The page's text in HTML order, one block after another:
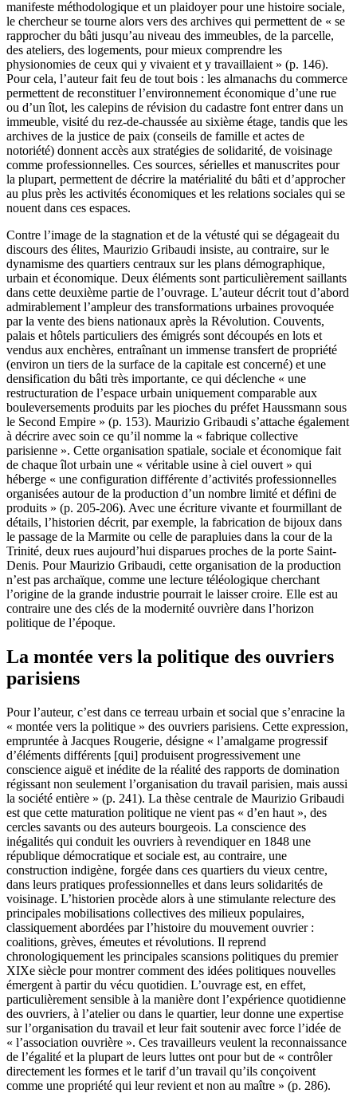
manifeste méthodologique et un plaidoyer pour une histoire sociale,
le chercheur se tourne alors vers des archives qui permettent de « se
rapprocher du bâti jusqu’au niveau des immeubles, de la parcelle,
des ateliers, des logements, pour mieux comprendre les
physionomies de ceux qui y vivaient et y travaillaient » (p. 146).
Pour cela, l’auteur fait feu de tout bois : les almanachs du commerce
permettent de reconstituer l’environnement économique d’une rue
ou d’un îlot, les calepins de révision du cadastre font entrer dans un
immeuble, visité du rez-de-chaussée au sixième étage, tandis que les
archives de la justice de paix (conseils de famille et actes de
notoriété) donnent accès aux stratégies de solidarité, de voisinage
comme professionnelles. Ces sources, sérielles et manuscrites pour
la plupart, permettent de décrire la matérialité du bâti et d’approcher
au plus près les activités économiques et les relations sociales qui se
nouent dans ces espaces.
Contre l’image de la stagnation et de la vétusté qui se dégageait du
discours des élites, Maurizio Gribaudi insiste, au contraire, sur le
dynamisme des quartiers centraux sur les plans démographique,
urbain et économique. Deux éléments sont particulièrement saillants
dans cette deuxième partie de l’ouvrage. L’auteur décrit tout d’abord
admirablement l’ampleur des transformations urbaines provoquée
par la vente des biens nationaux après la Révolution. Couvents,
palais et hôtels particuliers des émigrés sont découpés en lots et
vendus aux enchères, entraînant un immense transfert de propriété
(environ un tiers de la surface de la capitale est concerné) et une
densification du bâti très importante, ce qui déclenche « une
restructuration de l’espace urbain uniquement comparable aux
bouleversements produits par les pioches du préfet Haussmann sous
le Second Empire » (p. 153). Maurizio Gribaudi s’attache également
à décrire avec soin ce qu’il nomme la « fabrique collective
parisienne ». Cette organisation spatiale, sociale et économique fait
de chaque îlot urbain une « véritable usine à ciel ouvert » qui
héberge « une configuration différente d’activités professionnelles
organisées autour de la production d’un nombre limité et défini de
produits » (p. 205‑206). Avec une écriture vivante et fourmillant de
détails, l’historien décrit, par exemple, la fabrication de bijoux dans
le passage de la Marmite ou celle de parapluies dans la cour de la
Trinité, deux rues aujourd’hui disparues proches de la porte Saint-
Denis. Pour Maurizio Gribaudi, cette organisation de la production
n’est pas archaïque, comme une lecture téléologique cherchant
l’origine de la grande industrie pourrait le laisser croire. Elle est au
contraire une des clés de la modernité ouvrière dans l’horizon
politique de l’époque.
La montée vers la politique des ouvriers
parisiens
Pour l’auteur, c’est dans ce terreau urbain et social que s’enracine la
« montée vers la politique » des ouvriers parisiens. Cette expression,
empruntée à Jacques Rougerie, désigne « l’amalgame progressif
d’éléments différents [qui] produisent progressivement une
conscience aiguë et inédite de la réalité des rapports de domination
régissant non seulement l’organisation du travail parisien, mais aussi
la société entière » (p. 241). La thèse centrale de Maurizio Gribaudi
est que cette maturation politique ne vient pas « d’en haut », des
cercles savants ou des auteurs bourgeois. La conscience des
inégalités qui conduit les ouvriers à revendiquer en 1848 une
république démocratique et sociale est, au contraire, une
construction indigène, forgée dans ces quartiers du vieux centre,
dans leurs pratiques professionnelles et dans leurs solidarités de
voisinage. L’historien procède alors à une stimulante relecture des
principales mobilisations collectives des milieux populaires,
classiquement abordées par l’histoire du mouvement ouvrier :
coalitions, grèves, émeutes et révolutions. Il reprend
chronologiquement les principales scansions politiques du premier
XIXe siècle pour montrer comment des idées politiques nouvelles
émergent à partir du vécu quotidien. L’ouvrage est, en effet,
particulièrement sensible à la manière dont l’expérience quotidienne
des ouvriers, à l’atelier ou dans le quartier, leur donne une expertise
sur l’organisation du travail et leur fait soutenir avec force l’idée de
« l’association ouvrière ». Ces travailleurs veulent la reconnaissance
de l’égalité et la plupart de leurs luttes ont pour but de « contrôler
directement les formes et le tarif d’un travail qu’ils conçoivent
comme une propriété qui leur revient et non au maître » (p. 286).